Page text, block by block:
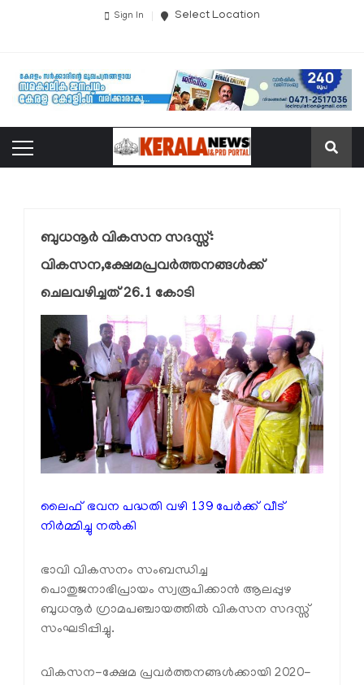
Sign In Select Location
ബുധനൂര്‍ വികസന സദസ്സ്:
വികസന,ക്ഷേമപ്രവര്‍ത്തനങ്ങള്‍ക്ക്
ചെലവഴിച്ചത് 26.1 കോടി
ലൈഫ് ഭവന പദ്ധതി വഴി 139 പേർക്ക് വീട്
നിര്‍മ്മിച്ചു നല്‍കി
ഭാവി വികസനം സംബന്ധിച്ച
പൊതുജനാഭിപ്രായം സ്വരൂപിക്കാന്‍ ആലപ്പുഴ
ബുധനൂർ ഗ്രാമപഞ്ചായത്തിൽ വികസന സദസ്സ്
സംഘടിപ്പിച്ചു.
വികസന-ക്ഷേമ പ്രവർത്തനങ്ങള്‍ക്കായി 2020-